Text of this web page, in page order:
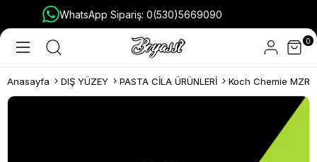
WhatsApp Sipariş: 0(530)5669090
0
Anasayfa DIŞ YÜZEY PASTA CİLA ÜRÜNLERİ